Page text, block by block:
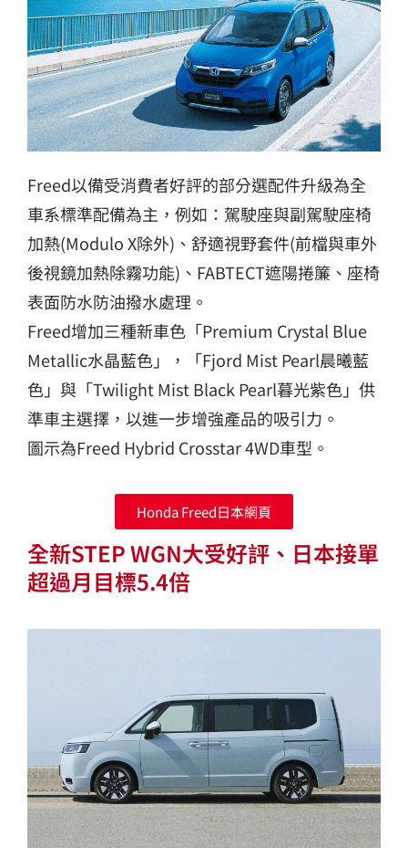
Freed以備受消費者好評的部分選配件升級為全
車系標準配備為主，例如：駕駛座與副駕駛座椅
加熱(Modulo X除外)、舒適視野套件(前檔與車外
後視鏡加熱除霧功能)、FABTECT遮陽捲簾、座椅
表面防水防油撥水處理。
Freed增加三種新車色「Premium Crystal Blue
Metallic水晶藍色」，「Fjord Mist Pearl晨曦藍
色」與「Twilight Mist Black Pearl暮光紫色」供
準車主選擇，以進一步增強產品的吸引力。
圖示為Freed Hybrid Crosstar 4WD車型。
Honda Freed日本網頁
全新STEP WGN大受好評、日本接單
超過月目標5.4倍